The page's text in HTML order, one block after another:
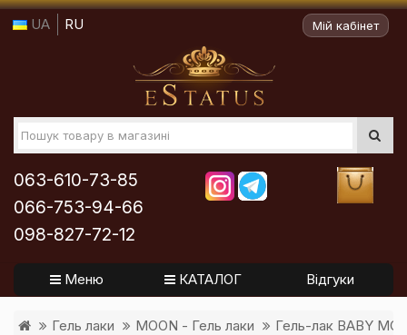
UA RU Мій кабінет
063-610-73-85
066-753-94-66
098-827-72-12
Меню КАТАЛОГ Відгуки
Гель лаки MOON - Гель лаки Гель-лак BABY